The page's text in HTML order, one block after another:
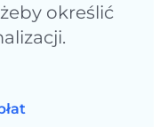
określić